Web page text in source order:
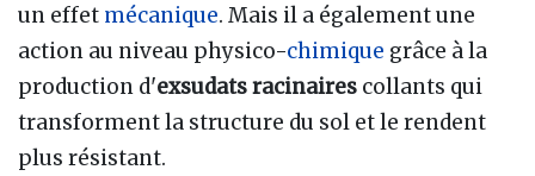
un effet mécanique. Mais il a également une
action au niveau physico-chimique grâce à la
production d'exsudats racinaires collants qui
transforment la structure du sol et le rendent
plus résistant.